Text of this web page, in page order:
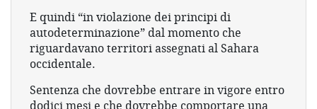
E quindi “in violazione dei principi di
autodeterminazione” dal momento che
riguardavano territori assegnati al Sahara
occidentale.
Sentenza che dovrebbe entrare in vigore entro
dodici mesi e che dovrebbe comportare una